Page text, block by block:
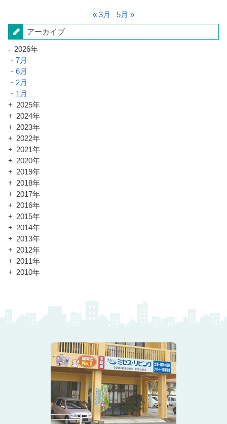
« 3月 5月 »
アーカイブ
2026年
7月
6月
2月
1月
2025年
2024年
2023年
2022年
2021年
2020年
2019年
2018年
2017年
2016年
2015年
2014年
2013年
2012年
2011年
2010年